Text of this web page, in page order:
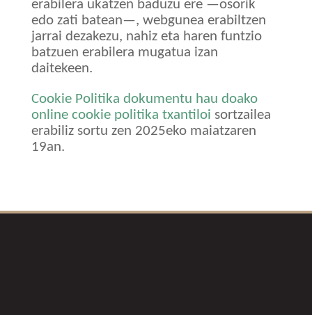
erabilera ukatzen baduzu ere —osorik
edo zati batean—, webgunea erabiltzen
jarrai dezakezu, nahiz eta haren funtzio
batzuen erabilera mugatua izan
daitekeen.
Cookie Politika dokumentu hau doako
online cookie politika txantiloi sortzailea
erabiliz sortu zen 2025eko maiatzaren
19an.